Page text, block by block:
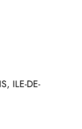
ILE-DE-